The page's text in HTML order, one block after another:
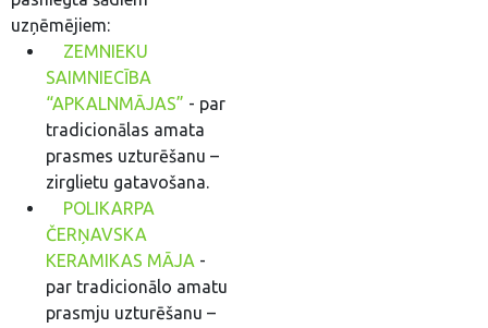
uzņēmējiem:
ZEMNIEKU
SAIMNIECĪBA
“APKALNMĀJAS” - par
tradicionālas amata
prasmes uzturēšanu –
zirglietu gatavošana.
POLIKARPA
ČERŅAVSKA
KERAMIKAS MĀJA -
par tradicionālo amatu
prasmju uzturēšanu –